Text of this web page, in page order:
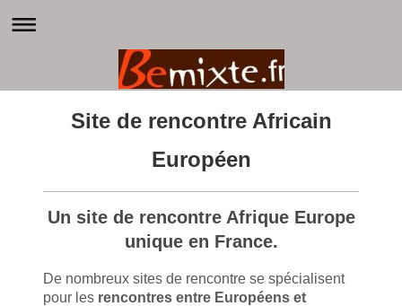
Site de rencontre Africain
Européen
Un site de rencontre Afrique Europe
unique en France.
De nombreux sites de rencontre se spécialisent
pour les rencontres entre Européens et